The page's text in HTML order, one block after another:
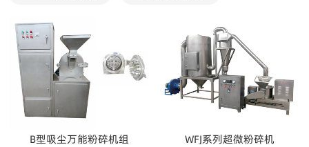
B型吸尘万能粉碎机组 WFJ系列超微粉碎机